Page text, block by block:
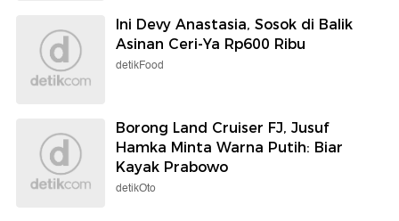
Ini Devy Anastasia, Sosok di Balik
Asinan Ceri-Ya Rp600 Ribu
detikFood
Borong Land Cruiser FJ, Jusuf
Hamka Minta Warna Putih: Biar
Kayak Prabowo
detikOto